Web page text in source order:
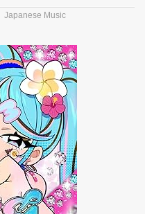
Japanese Music